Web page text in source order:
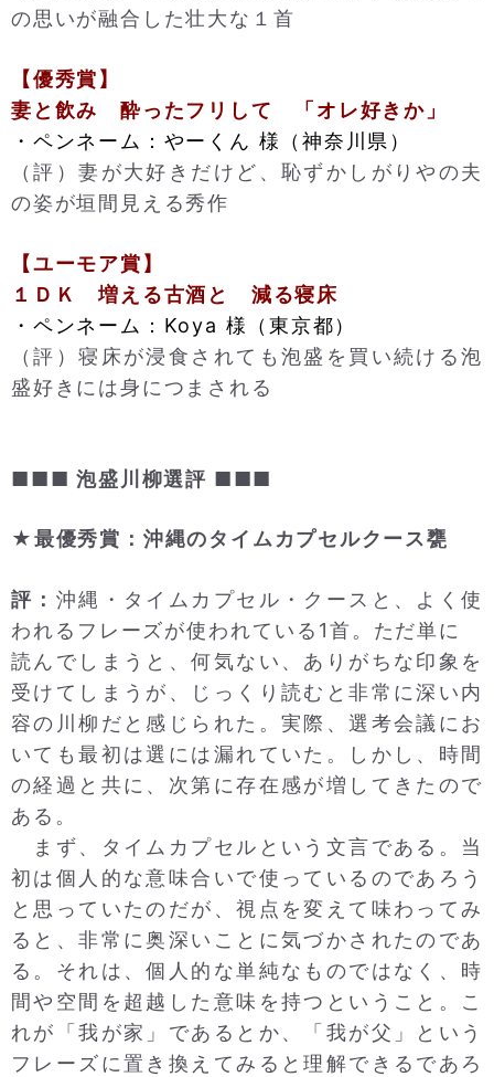
の思いが融合した壮大な１首
【優秀賞】
妻と飲み 酔ったフリして 「オレ好きか」
・ペンネーム：やーくん 様（神奈川県）
（評）妻が大好きだけど、恥ずかしがりやの夫
の姿が垣間見える秀作
【ユーモア賞】
１ＤＫ 増える古酒と 減る寝床
・ペンネーム：Koya 様（東京都）
（評）寝床が浸食されても泡盛を買い続ける泡
盛好きには身につまされる
■■■ 泡盛川柳選評 ■■■
★最優秀賞：沖縄のタイムカプセルクース甕
評： 沖縄・タイムカプセル・クースと、よく使
われるフレーズが使われている1首。ただ単に
読んでしまうと、何気ない、ありがちな印象を
受けてしまうが、じっくり読むと非常に深い内
容の川柳だと感じられた。実際、選考会議にお
いても最初は選には漏れていた。しかし、時間
の経過と共に、次第に存在感が増してきたので
ある。
まず、タイムカプセルという文言である。当
初は個人的な意味合いで使っているのであろう
と思っていたのだが、視点を変えて味わってみ
ると、非常に奥深いことに気づかされたのであ
る。それは、個人的な単純なものではなく、時
間や空間を超越した意味を持つということ。こ
れが「我が家」であるとか、「我が父」という
フレーズに置き換えてみると理解できるであろ